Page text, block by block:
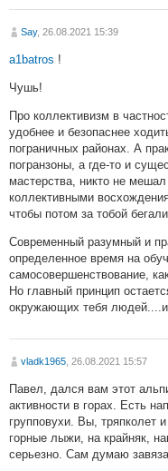
Say, 26.08.2021 15:39
a1batros !
Чушь!
Про коллективизм в
удобнее и безопаснее
пограничных районах. А
погранзоны, а где-то и
мастерства, никто не
коллективными
чтобы потом за тобой
Современный разумный и
определенное время на
самосовершенствование,
Но главный принцип
окружающих тебя
vladk1965 , 26.08.2021 15:57
Павел, дался вам этот
активности в горах. Есть
групповухи. Вы, тряпколет
горные лыжи, на крайняк,
серьезно. Сам думаю